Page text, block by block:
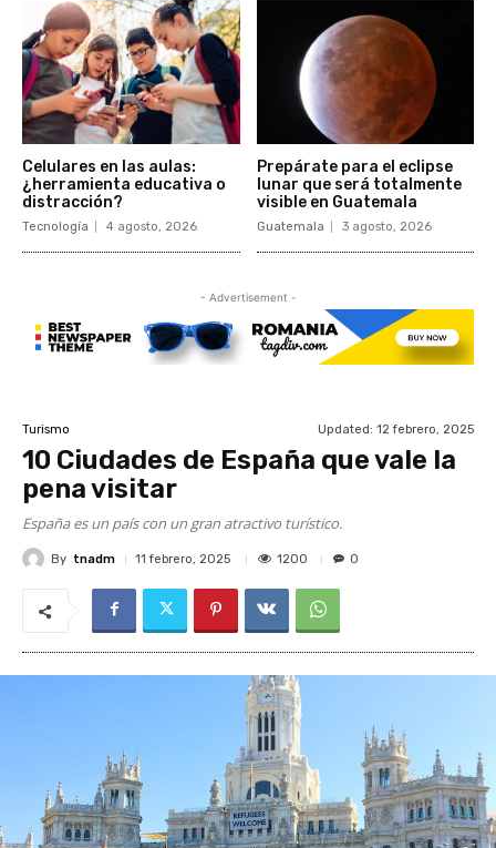
Celulares en las aulas:
¿herramienta educativa o
distracción?
Tecnología 4 agosto, 2026
Prepárate para el eclipse
lunar que será totalmente
visible en Guatemala
Guatemala 3 agosto, 2026
- Advertisement -